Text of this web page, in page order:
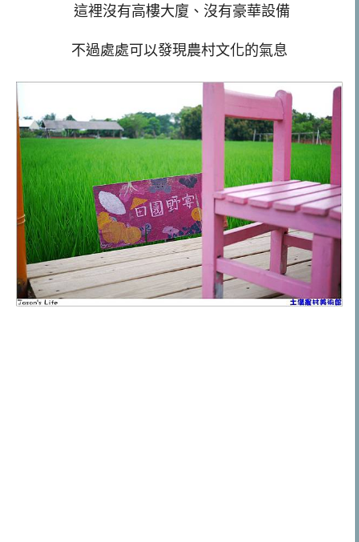
這裡沒有高樓大廈、沒有豪華設備
不過處處可以發現農村文化的氣息